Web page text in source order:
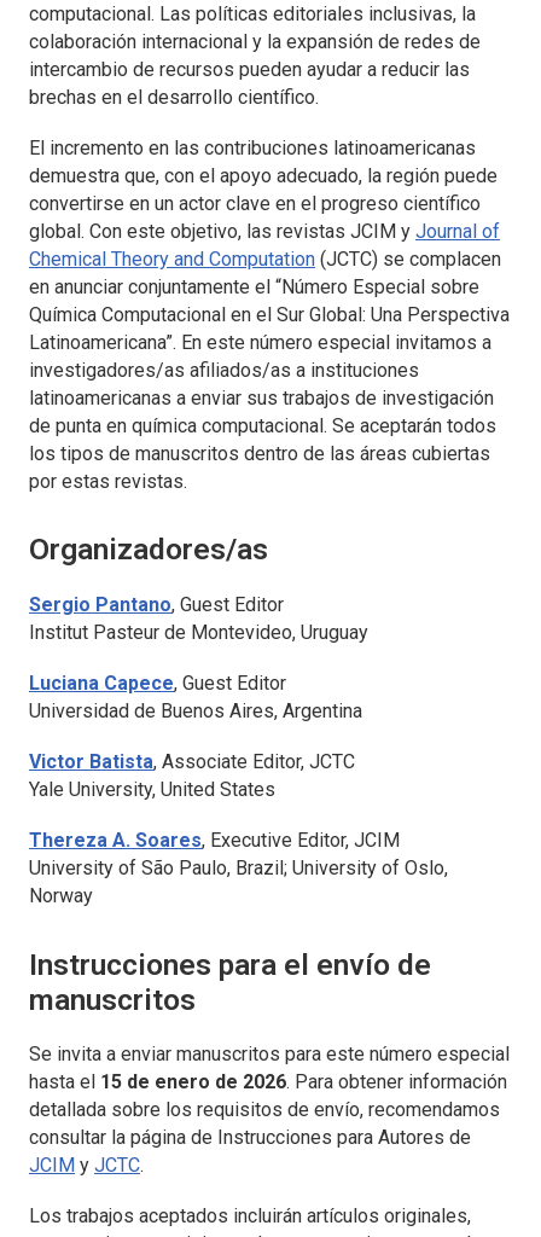
computacional. Las políticas editoriales inclusivas, la
colaboración internacional y la expansión de redes de
intercambio de recursos pueden ayudar a reducir las
brechas en el desarrollo científico.
El incremento en las contribuciones latinoamericanas
demuestra que, con el apoyo adecuado, la región puede
convertirse en un actor clave en el progreso científico
global. Con este objetivo, las revistas JCIM y Journal of
Chemical Theory and Computation (JCTC) se complacen
en anunciar conjuntamente el “Número Especial sobre
Química Computacional en el Sur Global: Una Perspectiva
Latinoamericana”. En este número especial invitamos a
investigadores/as afiliados/as a instituciones
latinoamericanas a enviar sus trabajos de investigación
de punta en química computacional. Se aceptarán todos
los tipos de manuscritos dentro de las áreas cubiertas
por estas revistas.
Organizadores/as
Sergio Pantano, Guest Editor
Institut Pasteur de Montevideo, Uruguay
Luciana Capece, Guest Editor
Universidad de Buenos Aires, Argentina
Victor Batista, Associate Editor, JCTC
Yale University, United States
Thereza A. Soares, Executive Editor, JCIM
University of São Paulo, Brazil; University of Oslo,
Norway
Instrucciones para el envío de
manuscritos
Se invita a enviar manuscritos para este número especial
hasta el 15 de enero de 2026. Para obtener información
detallada sobre los requisitos de envío, recomendamos
consultar la página de Instrucciones para Autores de
JCIM y JCTC.
Los trabajos aceptados incluirán artículos originales,